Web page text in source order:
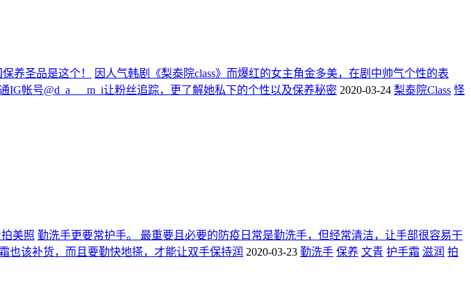
养圣品是这个！
因人气韩剧《梨泰院class》而爆红的女主角金多美，在剧中帅气个性的表
帐号@d_a___m_i让粉丝追踪，更了解她私下的个性以及保养秘密 2020-03-24 梨泰院Class 怪
美照 勤洗手更要常护手。 最重要且必要的防疫日常是勤洗手，但经常清洁，让手部很容易干
也该补货，而且要勤快地搽，才能让双手保持润 2020-03-23 勤洗手 保养 文青 护手霜 滋润 拍